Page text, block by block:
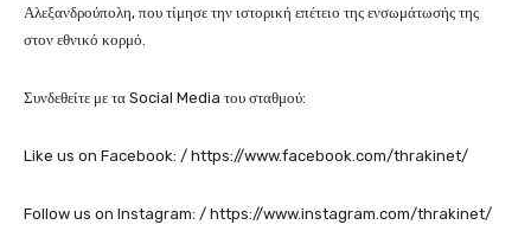
Αλεξανδρούπολη, που τίμησε την ιστορική επέτειο της ενσωμάτωσής της
στον εθνικό κορμό.
Συνδεθείτε με τα Social Media του σταθμού:
Like us on Facebook: / https://www.facebook.com/thrakinet/
Follow us on Instagram: / https://www.instagram.com/thrakinet/